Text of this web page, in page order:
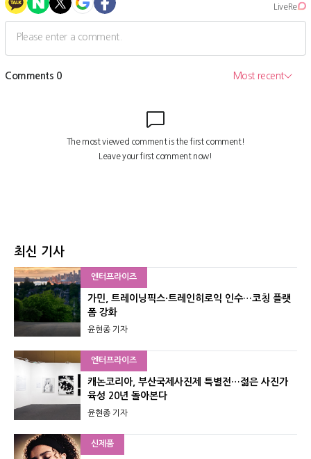
최신 기사
엔터프라이즈
가민, 트레이닝픽스·트레인히로익 인수…코칭 플랫
폼 강화
윤현종 기자
엔터프라이즈
캐논코리아, 부산국제사진제 특별전…젊은 사진가
육성 20년 돌아본다
윤현종 기자
신제품